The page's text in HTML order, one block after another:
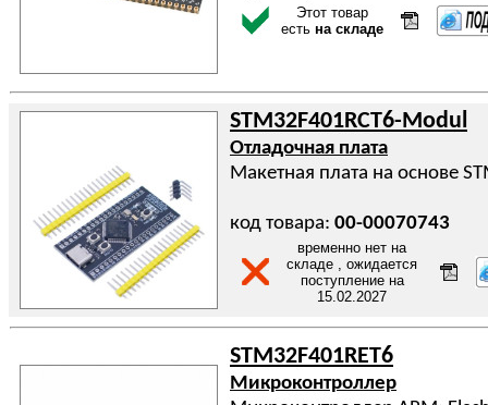
Этот товар
есть на складе
STM32F401RCT6-Modul
Отладочная плата
Макетная плата на основе
код товара: 00-00070743
временно нет на
складе , ожидается
поступление на
15.02.2027
STM32F401RET6
Микроконтроллер